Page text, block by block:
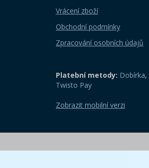
Vrácení zboží
Obchodní podmínky
Zpracování osobních údajů
Platební metody: Dobírka,
Twisto Pay
Zobrazit mobilní verzi